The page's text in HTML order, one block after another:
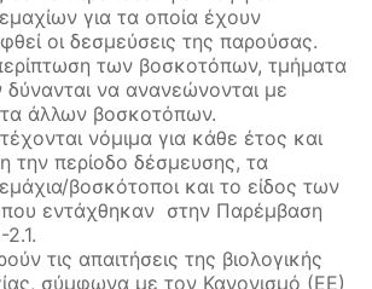
για τα οποία έχουν
οι δεσμεύσεις της παρούσας.
των βοσκοτόπων, τμήματα
να ανανεώνονται με
άλλων βοσκοτόπων.
νόμιμα για κάθε έτος και
την περίοδο δέσμευσης, τα
βοσκότοποι και το είδος των
εντάχθηκαν στην Παρέμβαση
τις απαιτήσεις της βιολογικής
σύμφωνα με τον Κανονισμό (ΕΕ)